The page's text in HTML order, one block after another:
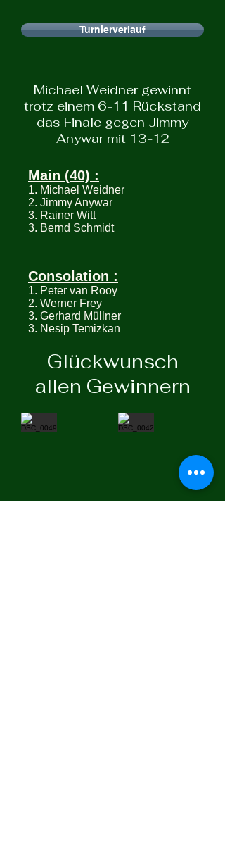
Turnierverlauf
Michael Weidner gewinnt
trotz einem 6-11 Rückstand
das Finale gegen Jimmy
Anywar mit 13-12
Main (40) :
1. Michael Weidner
2. Jimmy Anywar
3. Rainer Witt
3. Bernd Schmidt
Consolation :
1. Peter van Rooy
2. Werner Frey
3. Gerhard Müllner
3. Nesip Temizkan
Glückwunsch
allen Gewinnern